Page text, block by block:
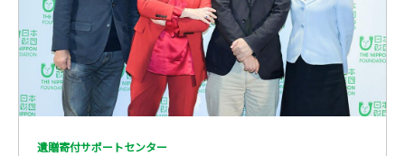
遺贈寄付サポートセンター